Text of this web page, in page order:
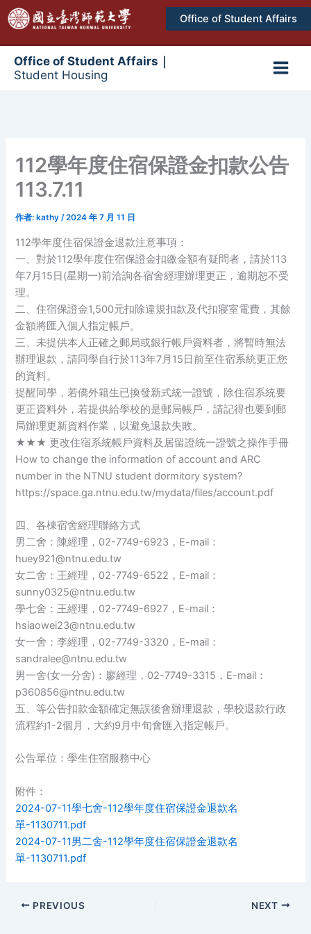
至
Office of Student Affairs
Office of Student Affairs｜
Student Housing
112學年度住宿保證金扣款公告
113.7.11
作者: kathy/2024 年 7 月 11 日
112學年度住宿保證金退款注意事項：
一、對於112學年度住宿保證金扣繳金額有疑問者，請於113
年7月15日(星期一)前洽詢各宿舍經理辦理更正，逾期恕不受
理。
二、住宿保證金1,500元扣除違規扣款及代扣寢室電費，其餘
金額將匯入個人指定帳戶。
三、未提供本人正確之郵局或銀行帳戶資料者，將暫時無法
辦理退款，請同學自行於113年7月15日前至住宿系統更正您
的資料。
提醒同學，若僑外籍生已換發新式統一證號，除住宿系統要
更正資料外，若提供給學校的是郵局帳戶，請記得也要到郵
局辦理更新資料作業，以避免退款失敗。
★★★ 更改住宿系統帳戶資料及居留證統一證號之操作手冊
How to change the information of account and ARC
number in the NTNU student dormitory system?
https://space.ga.ntnu.edu.tw/mydata/files/account.pdf
四、各棟宿舍經理聯絡方式
男二舍：陳經理，02-7749-6923，E-mail：
huey921@ntnu.edu.tw
女二舍：王經理，02-7749-6522，E-mail：
sunny0325@ntnu.edu.tw
學七舍：王經理，02-7749-6927，E-mail：
hsiaowei23@ntnu.edu.tw
女一舍：李經理，02-7749-3320，E-mail：
sandralee@ntnu.edu.tw
男一舍(女一分舍)：廖經理，02-7749-3315，E-mail：
p360856@ntnu.edu.tw
五、等公告扣款金額確定無誤後會辦理退款，學校退款行政
流程約1-2個月，大約9月中旬會匯入指定帳戶。
公告單位：學生住宿服務中心
附件：
2024-07-11學七舍-112學年度住宿保證金退款名
單-1130711.pdf
2024-07-11男二舍-112學年度住宿保證金退款名
單-1130711.pdf
PREVIOUS NEXT